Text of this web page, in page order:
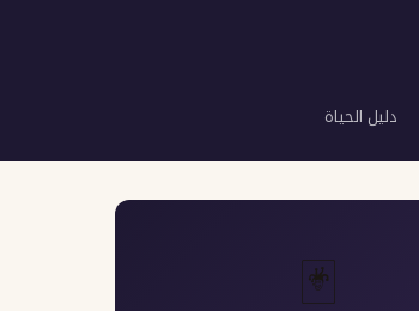
دليل الحياة
🃏